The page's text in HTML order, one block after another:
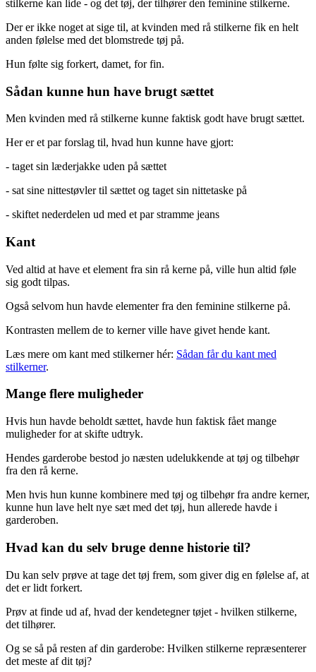
stilkerne kan lide - og det tøj, der tilhører den feminine stilkerne.
Der er ikke noget at sige til, at kvinden med rå stilkerne fik en helt
anden følelse med det blomstrede tøj på.
Hun følte sig forkert, damet, for fin.
Sådan kunne hun have brugt sættet
Men kvinden med rå stilkerne kunne faktisk godt have brugt sættet.
Her er et par forslag til, hvad hun kunne have gjort:
- taget sin læderjakke uden på sættet
- sat sine nittestøvler til sættet og taget sin nittetaske på
- skiftet nederdelen ud med et par stramme jeans
Kant
Ved altid at have et element fra sin rå kerne på, ville hun altid føle
sig godt tilpas.
Også selvom hun havde elementer fra den feminine stilkerne på.
Kontrasten mellem de to kerner ville have givet hende kant.
Læs mere om kant med stilkerner hér: Sådan får du kant med
stilkerner.
Mange flere muligheder
Hvis hun havde beholdt sættet, havde hun faktisk fået mange
muligheder for at skifte udtryk.
Hendes garderobe bestod jo næsten udelukkende at tøj og tilbehør
fra den rå kerne.
Men hvis hun kunne kombinere med tøj og tilbehør fra andre kerner,
kunne hun lave helt nye sæt med det tøj, hun allerede havde i
garderoben.
Hvad kan du selv bruge denne historie til?
Du kan selv prøve at tage det tøj frem, som giver dig en følelse af, at
det er lidt forkert.
Prøv at finde ud af, hvad der kendetegner tøjet - hvilken stilkerne,
det tilhører.
Og se så på resten af din garderobe: Hvilken stilkerne repræsenterer
det meste af dit tøj?